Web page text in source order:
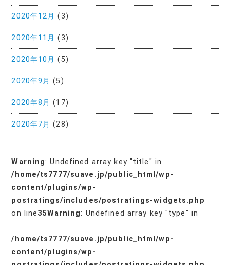
2020年12月 (3)
2020年11月 (3)
2020年10月 (5)
2020年9月 (5)
2020年8月 (17)
2020年7月 (28)
Warning: Undefined array key "title" in
/home/ts7777/suave.jp/public_html/wp-
content/plugins/wp-
postratings/includes/postratings-widgets.php
on line35Warning: Undefined array key "type" in
/home/ts7777/suave.jp/public_html/wp-
content/plugins/wp-